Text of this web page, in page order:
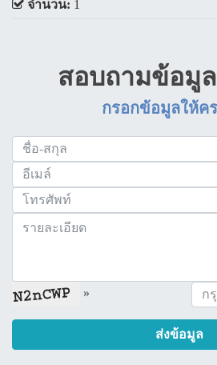
จำนวน: 1
สอบถามข้อมู
กรอกข้อมูลให้ค
»
ส่งข้อมูล